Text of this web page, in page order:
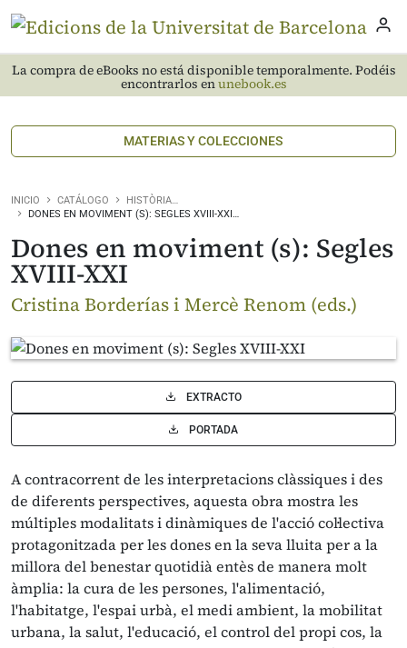
La compra de eBooks no está disponible temporalmente. Podéis
encontrarlos enunebook.es
MATERIAS Y COLECCIONES
INICIO CATÁLOGO
HISTÒRIA…
DONES EN MOVIMENT (S): SEGLES XVIII-XXI…
Dones en moviment (s): Segles
XVIII-XXI
Cristina Borderías i Mercè Renom (eds.)
EXTRACTO
PORTADA
A contracorrent de les interpretacions clàssiques i des
de diferents perspectives, aquesta obra mostra les
múltiples modalitats i dinàmiques de l'acció col·lectiva
protagonitzada per les dones en la seva lluita per a la
millora del benestar quotidià entès de manera molt
àmplia: la cura de les persones, l'alimentació,
l'habitatge, l'espai urbà, el medi ambient, la mobilitat
urbana, la salut, l'educació, el control del propi cos, la